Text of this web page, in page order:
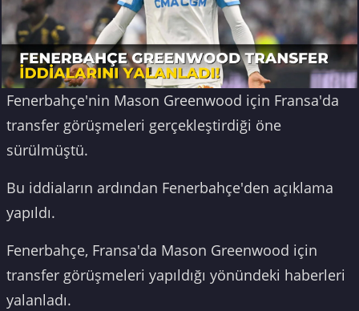
Fenerbahçe'nin Mason Greenwood için Fransa'da
transfer görüşmeleri gerçekleştirdiği öne
sürülmüştü.
Bu iddiaların ardından Fenerbahçe'den açıklama
yapıldı.
Fenerbahçe, Fransa'da Mason Greenwood için
transfer görüşmeleri yapıldığı yönündeki haberleri
yalanladı.